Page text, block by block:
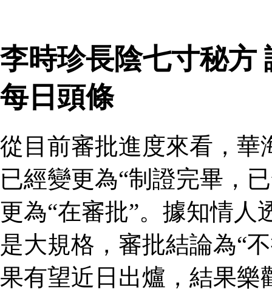
李時珍長陰七寸秘方
每日頭條
從目前審批進度來看，華
已經變更為“制證完畢，
更為“在審批”。據知情
是大規格，審批結論為“
果有望近日出爐，結果樂